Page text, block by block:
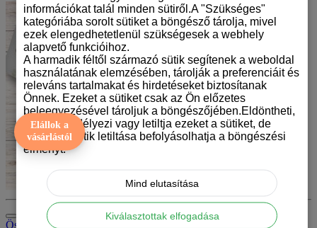
Összehasonlítás (0)
Elállok a
vásárlástól
információkat talál minden sütiről.A "Szükséges"
kategóriába sorolt sütiket a böngésző tárolja, mivel
ezek elengedhetetlenül szükségesek a webhely
alapvető funkcióihoz.
A harmadik féltől származó sütik segítenek a weboldal
használatának elemzésében, tárolják a preferenciáit és
releváns tartalmakat és hirdetéseket biztosítanak
Önnek. Ezeket a sütiket csak az Ön előzetes
beleegyezésével tároljuk a böngészőjében.Eldöntheti,
hogy engedélyezi vagy letiltja ezeket a sütiket, de
bizonyos sütik letiltása befolyásolhatja a böngészési
élményt.
Mind elutasítása
Kiválasztottak elfogadása